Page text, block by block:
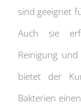
sind geeignet
Auch sie
Reinigung
bietet der
Bakterien